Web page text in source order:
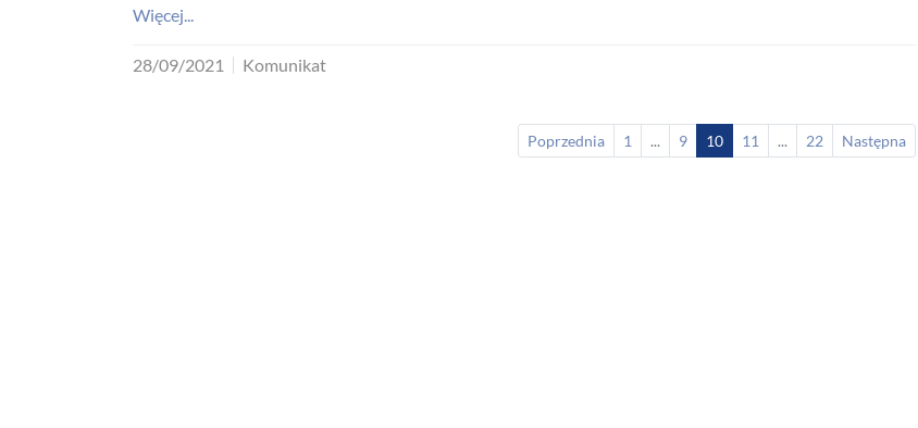
Więcej...
28/09/2021 Komunikat
Poprzednia 1 ... 9 10 11 ... 22 Następna